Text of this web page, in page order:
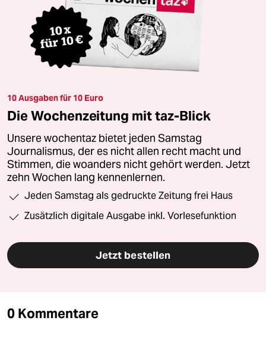
10 Ausgaben für 10 Euro
Die Wochenzeitung mit taz-Blick
Unsere wochentaz bietet jeden Samstag
Journalismus, der es nicht allen recht macht und
Stimmen, die woanders nicht gehört werden. Jetzt
zehn Wochen lang kennenlernen.
Jeden Samstag als gedruckte Zeitung frei Haus
Zusätzlich digitale Ausgabe inkl. Vorlesefunktion
Jetzt bestellen
0 Kommentare